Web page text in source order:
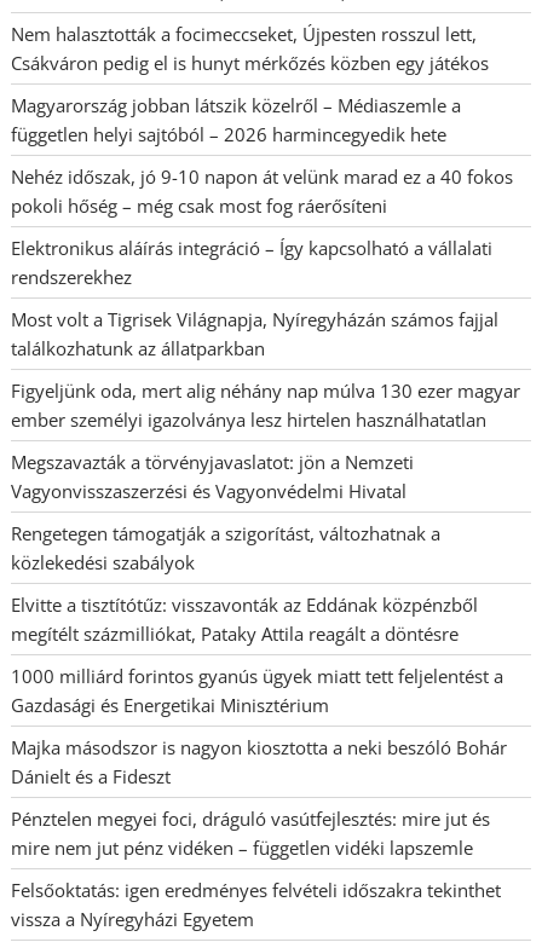
Nem halasztották a focimeccseket, Újpesten rosszul lett,
Csákváron pedig el is hunyt mérkőzés közben egy játékos
Magyarország jobban látszik közelről – Médiaszemle a
független helyi sajtóból – 2026 harmincegyedik hete
Nehéz időszak, jó 9-10 napon át velünk marad ez a 40 fokos
pokoli hőség – még csak most fog ráerősíteni
Elektronikus aláírás integráció – Így kapcsolható a vállalati
rendszerekhez
Most volt a Tigrisek Világnapja, Nyíregyházán számos fajjal
találkozhatunk az állatparkban
Figyeljünk oda, mert alig néhány nap múlva 130 ezer magyar
ember személyi igazolványa lesz hirtelen használhatatlan
Megszavazták a törvényjavaslatot: jön a Nemzeti
Vagyonvisszaszerzési és Vagyonvédelmi Hivatal
Rengetegen támogatják a szigorítást, változhatnak a
közlekedési szabályok
Elvitte a tisztítótűz: visszavonták az Eddának közpénzből
megítélt százmilliókat, Pataky Attila reagált a döntésre
1000 milliárd forintos gyanús ügyek miatt tett feljelentést a
Gazdasági és Energetikai Minisztérium
Majka másodszor is nagyon kiosztotta a neki beszóló Bohár
Dánielt és a Fideszt
Pénztelen megyei foci, dráguló vasútfejlesztés: mire jut és
mire nem jut pénz vidéken – független vidéki lapszemle
Felsőoktatás: igen eredményes felvételi időszakra tekinthet
vissza a Nyíregyházi Egyetem